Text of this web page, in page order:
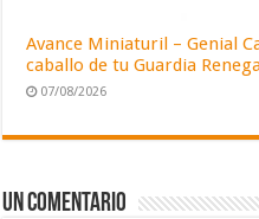
Avance Miniaturil – Genial
caballo de tu Guardia
07/08/2026
Un comentario